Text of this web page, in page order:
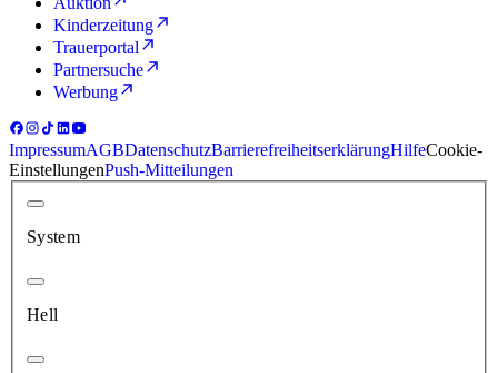
Kinderzeitung
Trauerportal
Partnersuche
Werbung
ImpressumAGBDatenschutzBarrierefreiheitserklärungHilfeCookie-
EinstellungenPush-Mitteilungen
System
Hell